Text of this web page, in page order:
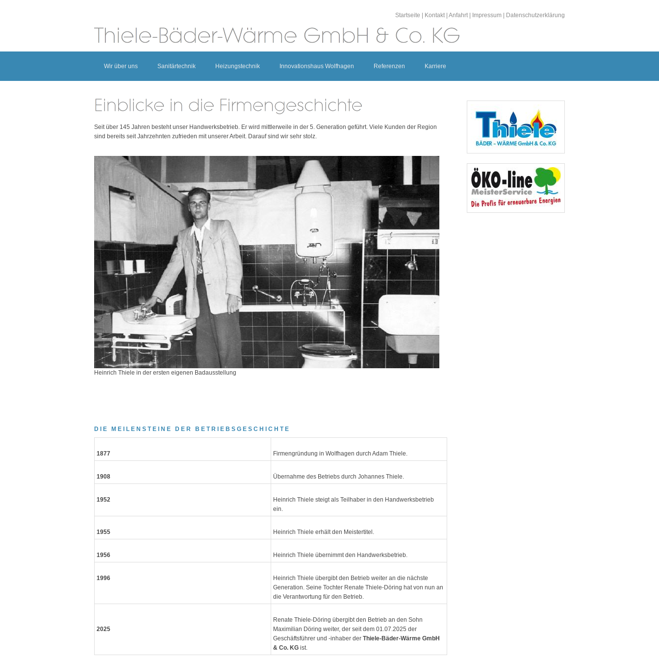
Startseite Kontakt Anfahrt Impressum Datenschutzerklärung
Wir über uns Sanitärtechnik Heizungstechnik Innovationshaus Wolfhagen Referenzen Karriere
Seit über 145 Jahren besteht unser Handwerksbetrieb. Er wird mittlerweile in der 5. Generation geführt. Viele Kunden der Region
sind bereits seit Jahrzehnten zufrieden mit unserer Arbeit. Darauf sind wir sehr stolz.
Heinrich Thiele in der ersten eigenen Badausstellung
DIE MEILENSTEINE DER BETRIEBSGESCHICHTE
1877 Firmengründung in Wolfhagen durch Adam Thiele.
1908 Übernahme des Betriebs durch Johannes Thiele.
1952
Heinrich Thiele steigt als Teilhaber in den Handwerksbetrieb
ein.
1955 Heinrich Thiele erhält den Meistertitel.
1956 Heinrich Thiele übernimmt den Handwerksbetrieb.
1996
Heinrich Thiele übergibt den Betrieb weiter an die nächste
Generation. Seine Tochter Renate Thiele-Döring hat von nun an
die Verantwortung für den Betrieb.
2025
Renate Thiele-Döring übergibt den Betrieb an den Sohn
Maximilian Döring weiter, der seit dem 01.07.2025 der
Geschäftsführer und -inhaber der Thiele-Bäder-Wärme GmbH
& Co. KG ist.